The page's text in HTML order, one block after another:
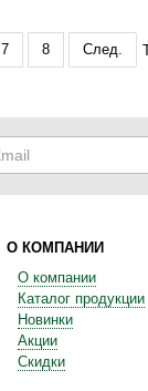
7 8 След.
О КОМПАНИИ
О компании
Каталог продукции
Новинки
Акции
Скидки